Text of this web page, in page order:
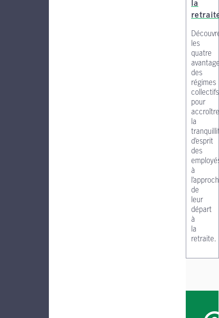
la
les
quatre
des
régimes
collectifs
pour
accroître
la
d’esprit
des
à
de
leur
départ
à
la
retraite.